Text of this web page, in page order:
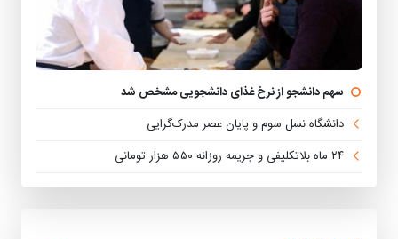
سهم دانشجو از نرخ غذای دانشجویی مشخص شد
دانشگاه نسل سوم و پایان عصر مدرک‌گرایی
۲۴ ماه بلاتکلیفی و جریمه روزانه ۵۵۰ هزار تومانی